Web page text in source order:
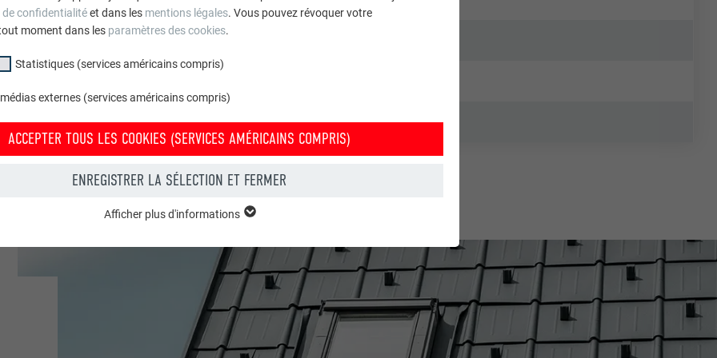
| Werner Huthmacher
confidentialitéet dans les mentions légales. Vous pouvez révoquer votre
moment dans les paramètres des cookies.
Statistiques (services américains compris)
externes (services américains compris)
ACCEPTER TOUS LES COOKIES (SERVICES AMÉRICAINS COMPRIS)
ENREGISTRER LA SÉLECTION ET FERMER
Afficher les informations relatives aux cookies
(services américains compris) » nous aident à comprendre comment le site
Afficher plus d'informations